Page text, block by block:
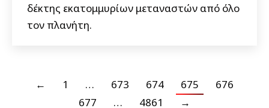
δέκτης εκατομμυρίων μεταναστών από όλο
τον πλανήτη.
← 1 … 673 674 675
676
677
… 4861 →